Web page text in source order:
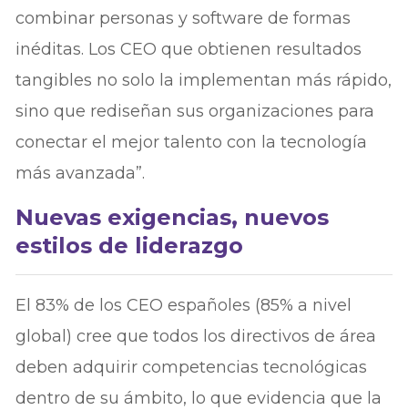
combinar personas y software de formas
inéditas. Los CEO que obtienen resultados
tangibles no solo la implementan más rápido,
sino que rediseñan sus organizaciones para
conectar el mejor talento con la tecnología
más avanzada”.
Nuevas exigencias, nuevos
estilos de liderazgo
El 83% de los CEO españoles (85% a nivel
global) cree que todos los directivos de área
deben adquirir competencias tecnológicas
dentro de su ámbito, lo que evidencia que la